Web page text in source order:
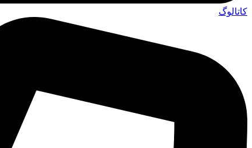
کاتالوگ